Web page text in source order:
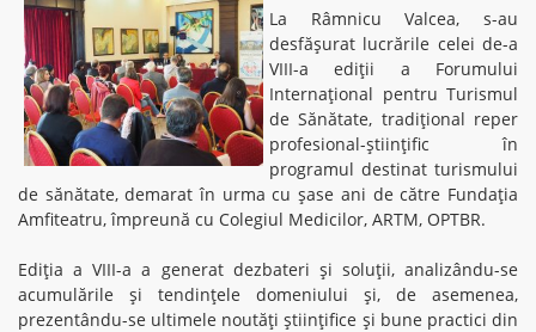
La Râmnicu Valcea, s-au
desfășurat lucrările celei de-a
VIII-a ediții a Forumului
Internațional pentru Turismul
de Sănătate, tradițional reper
profesional-științific în
programul destinat turismului
de sănătate, demarat în urma cu șase ani de către Fundația
Amfiteatru, împreună cu Colegiul Medicilor, ARTM, OPTBR.
Ediția a VIII-a a generat dezbateri și soluții, analizându-se
acumulările și tendințele domeniului și, de asemenea,
prezentându-se ultimele noutăți științifice și bune practici din